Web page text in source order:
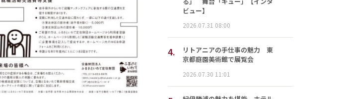
ビュー】
2026.07.31 08:00
4.
リトアニアの手仕事の魅力 東
京都庭園美術館で展覧会
2026.07.30 11:01